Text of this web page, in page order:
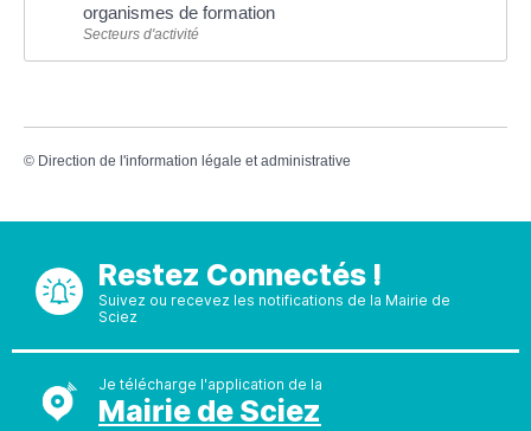
organismes de formation
Secteurs d'activité
© Direction de l'information légale et administrative
Restez Connectés !
Suivez ou recevez les notifications de la Mairie de
Sciez
Je télécharge l'application de la
Mairie de Sciez